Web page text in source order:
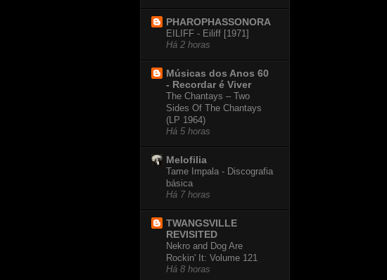
PHAROPHASSONORA
EILIFF - Eiliff [1971]
Há 2 horas
Músicas dos Anos 60
- Recordar é Viver
The Chantays – Two
Sides Of The Chantays
(LP 1964)
Há 5 horas
Melofilia
Tame Impala - Discografia
básica
Há 7 horas
TWANGSVILLE
REVISITED
Nekro and Dog Are
Rockin' It: Volume 121
Há 8 horas